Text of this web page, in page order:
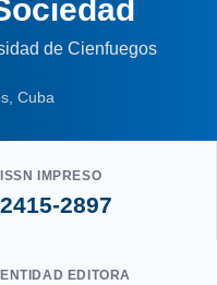
de Cienfuegos
Cuba
ISSN IMPRESO
2415-2897
ENTIDAD EDITORA